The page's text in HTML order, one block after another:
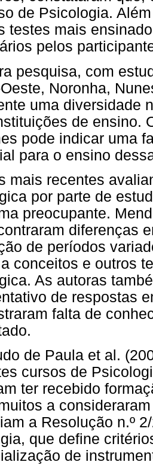
de Psicologia.
testes mais
pelos
pesquisa, com
Noronha,
uma diversidade
de ensino.
pode indicar uma
para o ensino
mais recentes
por parte de
preocupante.
diferenças
de períodos
conceitos e outros
As autoras
de respostas
falta de
de Paula et al.
cursos de
ter recebido
a
a Resolução n.º
que define
de